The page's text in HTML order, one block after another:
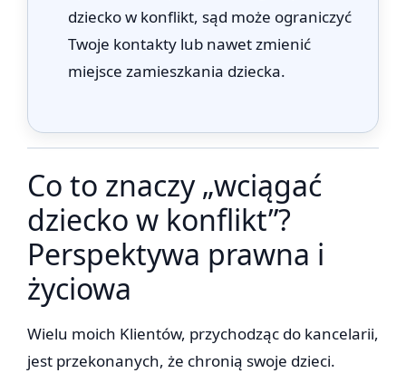
dziecko w konflikt, sąd może ograniczyć
Twoje kontakty lub nawet zmienić
miejsce zamieszkania dziecka.
Co to znaczy „wciągać
dziecko w konflikt”?
Perspektywa prawna i
życiowa
Wielu moich Klientów, przychodząc do kancelarii,
jest przekonanych, że chronią swoje dzieci.